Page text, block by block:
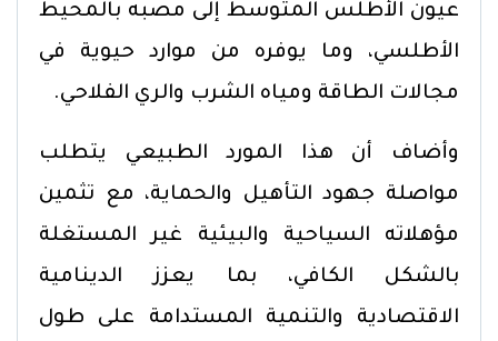
عيون الأطلس المتوسط إلى مصبه بالمحيط
الأطلسي، وما يوفره من موارد حيوية في
مجالات الطاقة ومياه الشرب والري الفلاحي.
وأضاف أن هذا المورد الطبيعي يتطلب
مواصلة جهود التأهيل والحماية، مع تثمين
مؤهلاته السياحية والبيئية غير المستغلة
بالشكل الكافي، بما يعزز الدينامية
الاقتصادية والتنمية المستدامة على طول